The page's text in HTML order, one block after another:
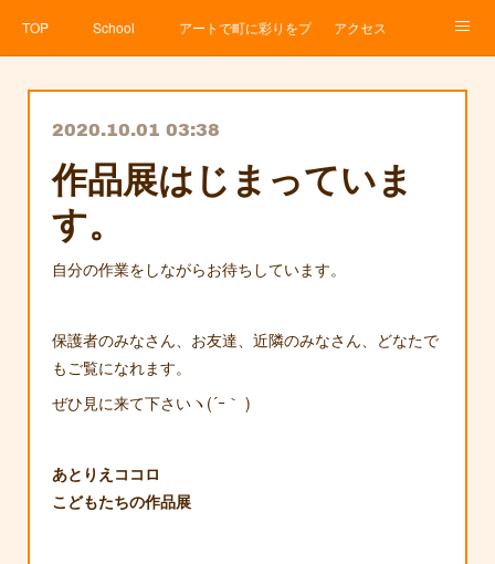
TOP School アートで町に彩りをプロジェクト
アクセス
2020.10.01 03:38
作品展はじまっていま
す。
自分の作業をしながらお待ちしています。
保護者のみなさん、お友達、近隣のみなさん、どなたで
もご覧になれます。
ぜひ見に来て下さいヽ(´ｰ｀ )
あとりえココロ
こどもたちの作品展